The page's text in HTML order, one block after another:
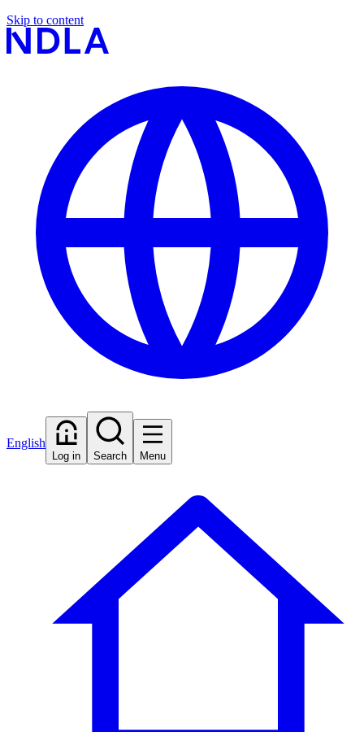
Skip to content
English
Log in Search Menu